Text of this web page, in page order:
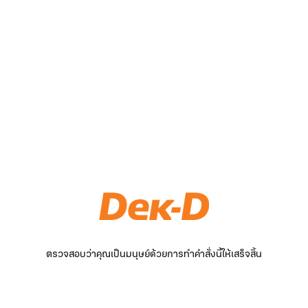
ตรวจสอบว่าคุณเป็นมนุษย์ด้วยการทำคำสั่งนี้ให้เสร็จสิ้น